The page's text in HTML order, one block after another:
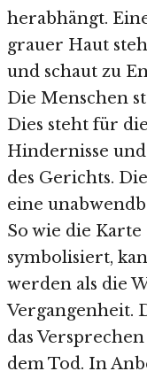
herabhängt.
grauer Haut
und schaut zu
Die Menschen
Dies steht für
Hindernisse
des Gerichts.
eine
So wie die
symbolisiert,
werden als die
Vergangenheit.
das
dem Tod. In